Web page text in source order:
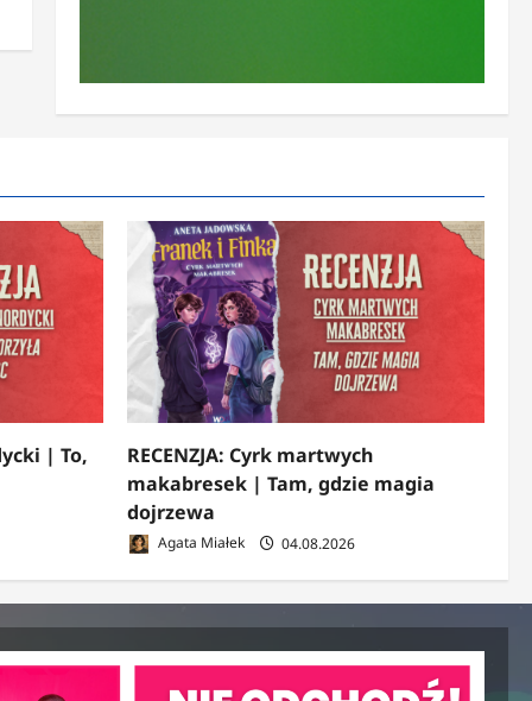
| To,
RECENZJA: Cyrk martwych
makabresek | Tam, gdzie magia
dojrzewa
Agata Miałek 04.08.2026